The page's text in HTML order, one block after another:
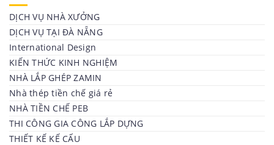
DỊCH VỤ NHÀ XƯỞNG
DỊCH VỤ TẠI ĐÀ NẴNG
International Design
KIẾN THỨC KINH NGHIỆM
NHÀ LẮP GHÉP ZAMIN
Nhà thép tiền chế giá rẻ
NHÀ TIỀN CHẾ PEB
THI CÔNG GIA CÔNG LẮP DỰNG
THIẾT KẾ KẾ CẤU